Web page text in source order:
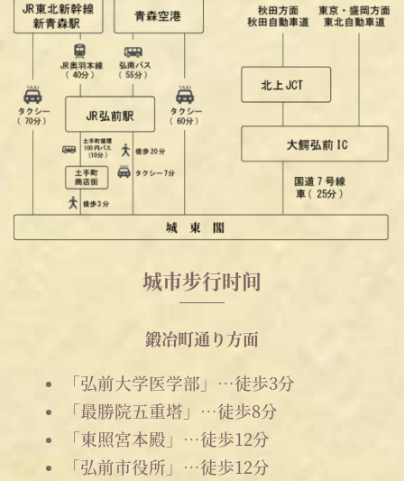
城市步行时间
鍛冶町通り方面
「弘前大学医学部」…徒歩3分
「最勝院五重塔」…徒歩8分
「東照宮本殿」…徒歩12分
「弘前市役所」…徒歩12分